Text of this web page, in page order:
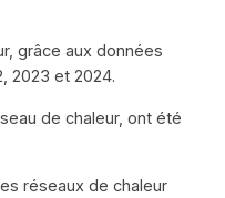
grâce aux données
2023 et 2024.
de chaleur, ont été
réseaux de chaleur